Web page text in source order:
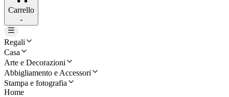
Carrello
-
Regali
Casa
Arte e Decorazioni
Abbigliamento e Accessori
Stampa e fotografia
Home